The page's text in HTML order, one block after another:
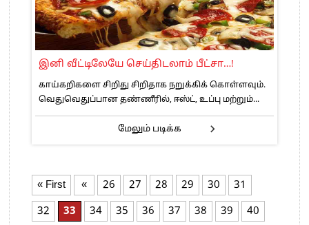
இனி வீட்டிலேயே செய்திடலாம் பீட்சா…!
காய்கறிகளை சிறிது சிறிதாக நறுக்கிக் கொள்ளவும்.
வெதுவெதுப்பான தண்ணீரில், ஈஸ்ட், உப்பு மற்றும்...
மேலும் படிக்க
« First « 26 27 28 29 30
31
32
33 34 35 36 37 38 39
40